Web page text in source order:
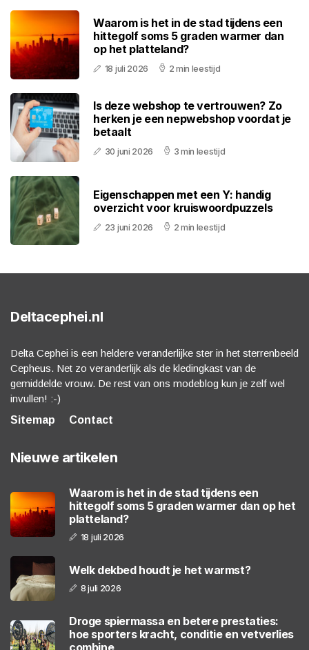
Waarom is het in de stad tijdens een
hittegolf soms 5 graden warmer dan
op het platteland?
18 juli 2026 2 min leestijd
Is deze webshop te vertrouwen? Zo
herken je een nepwebshop voordat je
betaalt
30 juni 2026 3 min leestijd
Eigenschappen met een Y: handig
overzicht voor kruiswoordpuzzels
23 juni 2026 2 min leestijd
Deltacephei.nl
Delta Cephei is een heldere veranderlijke ster in het sterrenbeeld
Cepheus. Net zo veranderlijk als de kledingkast van de
gemiddelde vrouw. De rest van ons modeblog kun je zelf wel
invullen! :-)
Sitemap
Contact
Nieuwe artikelen
Waarom is het in de stad tijdens een
hittegolf soms 5 graden warmer dan op het
platteland?
18 juli 2026
Welk dekbed houdt je het warmst?
8 juli 2026
Droge spiermassa en betere prestaties:
hoe sporters kracht, conditie en vetverlies